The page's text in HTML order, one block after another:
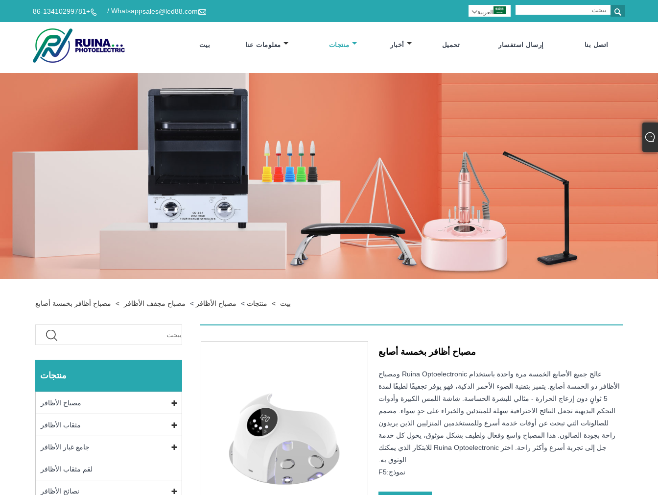

sales@led88.com
Whatsapp /

+86-13410299781  العربية
بيت معلومات عنا منتجات أخبار تحميل إرسال استفسار اتصل بنا
بيت > منتجات > مصباح الأظافر > مصباح مجفف الأظافر > مصباح أظافر بخمسة أصابع
منتجات
مصباح الأظافر
مثقاب الأظافر
جامع غبار الأظافر
لقم مثقاب الأظافر
نصائح الأظافر
مصباح أظافر بخمسة أصابع
عالج جميع الأصابع الخمسة مرة واحدة باستخدام Ruina Optoelectronic ومصباح
الأظافر ذو الخمسة أصابع. يتميز بتقنية الضوء الأحمر الذكية، فهو يوفر تجفيفًا لطيفًا لمدة
5 ثوانٍ دون إزعاج الحرارة - مثالي للبشرة الحساسة. شاشة اللمس الكبيرة وأدوات
التحكم البديهية تجعل النتائج الاحترافية سهلة للمبتدئين والخبراء على حدٍ سواء. مصمم
للصالونات التي تبحث عن أوقات خدمة أسرع وللمستخدمين المنزليين الذين يريدون
راحة بجودة الصالون. هذا المصباح واسع وفعال ولطيف بشكل موثوق، يحول كل خدمة
جل إلى تجربة أسرع وأكثر راحة. اختر Ruina Optoelectronic للابتكار الذي يمكنك
الوثوق به.
نموذج:F5